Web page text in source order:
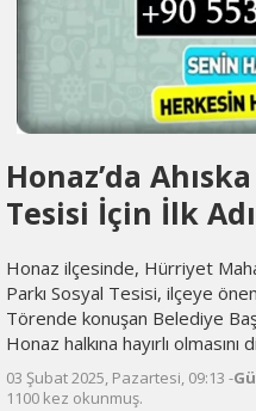
Honaz’da
Tesisi İçin İlk
Honaz ilçesinde, Hürriyet
Parkı Sosyal Tesisi, ilçeye
Törende konuşan Belediye
Honaz halkına hayırlı olmasını
03 Şubat 2025, Pazartesi, 09:13 -
1100 kez okunmuş.